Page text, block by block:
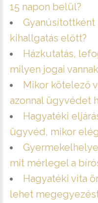
15 napon belül?
kihallgatás előtt?
Házkutatás,
milyen jogai
Mikor kötelező
azonnal ügyvédet
Hagyatéki
ügyvéd, mikor
mit mérlegel a
Hagyatéki vita
lehet